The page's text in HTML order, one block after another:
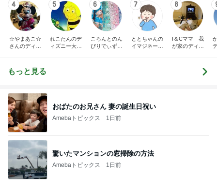
4
☆やまあこ☆
さんのディズ
5
れこたんのデ
ィズニー大好
6
ころんとのん
びりでぃず日
7
ととちゃんの
イマジネーシ
8
I＆Cママ 我
が家のディズ
もっと見る
おばたのお兄さん 妻の誕生日祝い
Amebaトピックス 1日前
驚いたマンションの窓掃除の方法
Amebaトピックス 1日前